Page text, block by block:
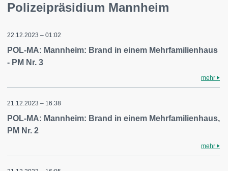
Polizeipräsidium Mannheim
22.12.2023 – 01:02
POL-MA: Mannheim: Brand in einem Mehrfamilienhaus
- PM Nr. 3
mehr
21.12.2023 – 16:38
POL-MA: Mannheim: Brand in einem Mehrfamilienhaus,
PM Nr. 2
mehr